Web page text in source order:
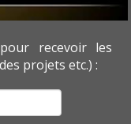
recevoir les
projets etc.) :